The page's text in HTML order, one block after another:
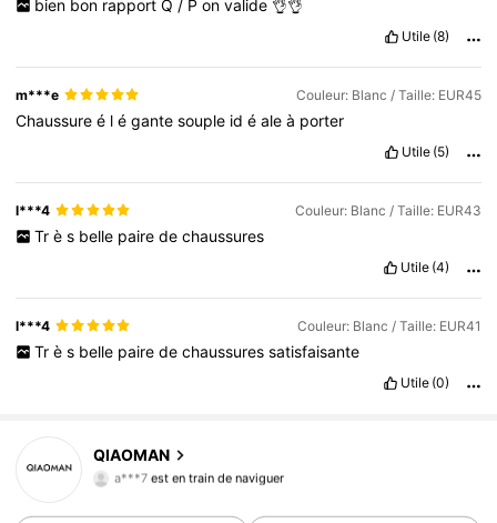
bien bon rapport Q / P on valide 👌👌
Utile (8)
m***e Couleur: Blanc / Taille: EUR45
Chaussureé légantesouple idéaleà porter
Utile (5)
l***4 Couleur: Blanc / Taille: EUR43
Tr è s belle paire de chaussures
Utile (4)
l***4 Couleur: Blanc / Taille: EUR41
Tr è s belle paire de chaussures satisfaisante
Utile (0)
QIAOMAN
4,64
101 Suiveurs
a***7
4,64
101 Suiveurs